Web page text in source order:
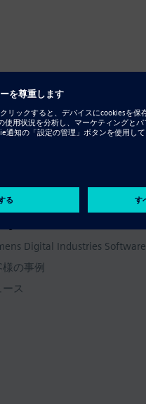
Digital Industries Software
様の事例
ース